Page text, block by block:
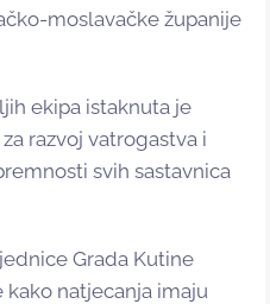
moslavačke županije
ekipa istaknuta je
razvoj vatrogastva i
svih sastavnica
Grada Kutine
kako natjecanja imaju